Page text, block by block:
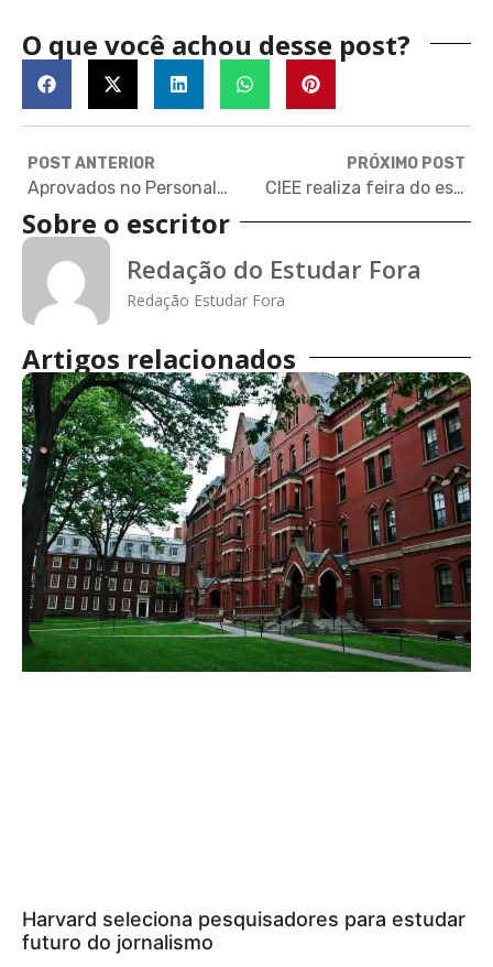
O que você achou desse post?
POST ANTERIOR
Aprovados no Personal Prep Scholars
PRÓXIMO POST
CIEE realiza feira do estudante a partir de sexta-feira
Sobre o escritor
Redação do Estudar Fora
Redação Estudar Fora
Artigos relacionados
Harvard seleciona pesquisadores para estudar
futuro do jornalismo